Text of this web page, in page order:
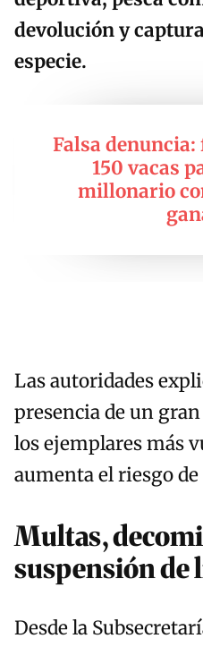
devolución y
especie.
Falsa
150 vacas
millonario
Las autoridades
presencia de un
los ejemplares más
aumenta el riesgo
Multas,
suspensión de
Desde la